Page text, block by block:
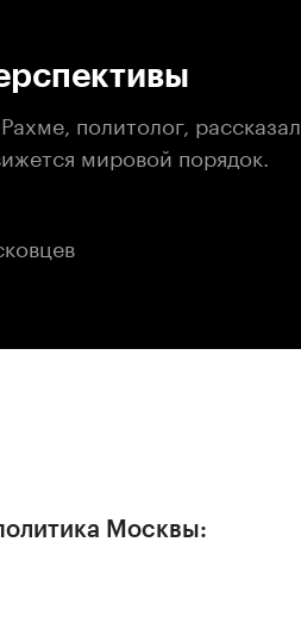
политолог, рассказал,
мировой порядок.
Москвы: